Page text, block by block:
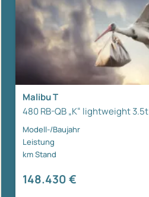
Malibu T
480 RB-QB „K“ lightweight 3.5t
Modell-/Baujahr
Leistung
km Stand
148.430 €